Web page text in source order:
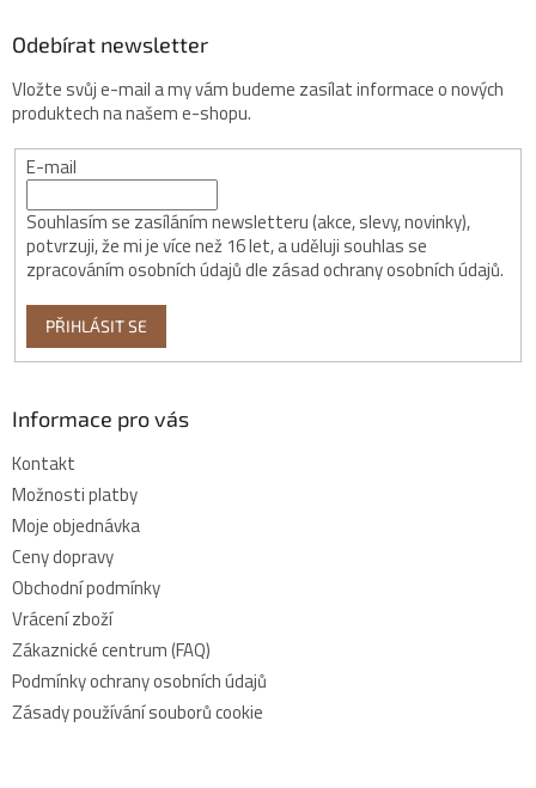
Odebírat newsletter
Vložte svůj e-mail a my vám budeme zasílat informace o nových
produktech na našem e-shopu.
E-mail
Souhlasím se zasíláním newsletteru (akce, slevy, novinky),
potvrzuji, že mi je více než 16 let, a uděluji souhlas se
zpracováním osobních údajů dle zásad ochrany osobních údajů.
PŘIHLÁSIT SE
Informace pro vás
Kontakt
Možnosti platby
Moje objednávka
Ceny dopravy
Obchodní podmínky
Vrácení zboží
Zákaznické centrum (FAQ)
Podmínky ochrany osobních údajů
Zásady používání souborů cookie